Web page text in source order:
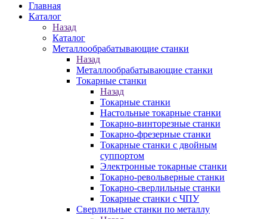
Главная
Каталог
Назад
Каталог
Металлообрабатывающие станки
Назад
Металлообрабатывающие станки
Токарные станки
Назад
Токарные станки
Настольные токарные станки
Токарно-винторезные станки
Токарно-фрезерные станки
Токарные станки с двойным
суппортом
Электронные токарные станки
Токарно-револьверные станки
Токарно-сверлильные станки
Токарные станки с ЧПУ
Сверлильные станки по металлу